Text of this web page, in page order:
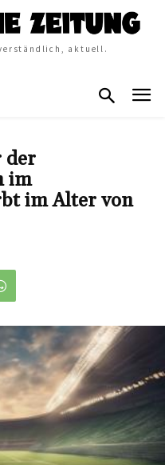
aktuell.
der
im
im Alter von